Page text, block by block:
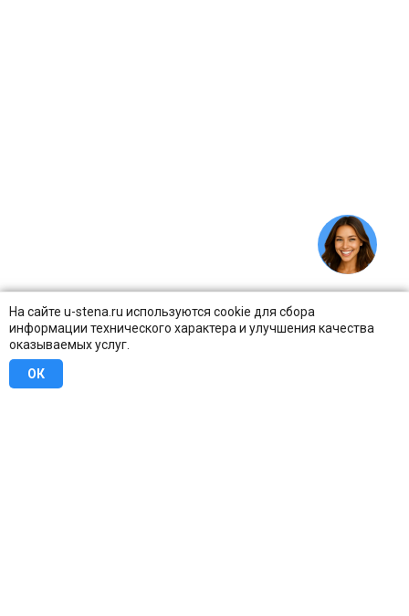
На сайте u-stena.ru используются cookie для сбора
информации технического характера и улучшения качества
оказываемых услуг.
ОК